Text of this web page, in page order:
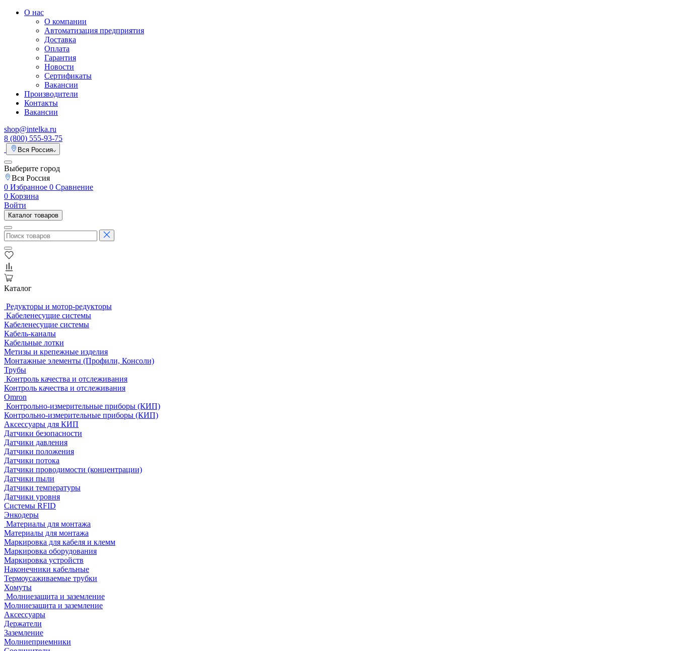
О нас
О компании
Автоматизация предприятия
Доставка
Оплата
Гарантия
Новости
Сертификаты
Вакансии
Производители
Контакты
Вакансии
shop@intelka.ru
8 (800) 555-93-75
Вся Россия
Выберите город
Вся Россия
0 Избранное 0 Сравнение
0 Корзина
Войти
Каталог товаров
Каталог
Редукторы и мотор-редукторы
Кабеленесущие системы
Кабеленесущие системы
Кабель-каналы
Кабельные лотки
Метизы и крепежные изделия
Монтажные элементы (Профили, Консоли)
Трубы
Контроль качества и отслеживания
Контроль качества и отслеживания
Omron
Контрольно-измерительные приборы (КИП)
Контрольно-измерительные приборы (КИП)
Аксессуары для КИП
Датчики безопасности
Датчики давления
Датчики положения
Датчики потока
Датчики проводимости (концентрации)
Датчики пыли
Датчики температуры
Датчики уровня
Системы RFID
Энкодеры
Материалы для монтажа
Материалы для монтажа
Маркировка для кабеля и клемм
Маркировка оборудования
Маркировка устройств
Наконечники кабельные
Термоусаживаемые трубки
Хомуты
Молниезащита и заземление
Молниезащита и заземление
Аксессуары
Держатели
Заземление
Молниеприемники